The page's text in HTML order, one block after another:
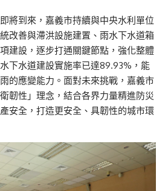
將到來， 嘉義市持續與中央水利單位
改善與滯洪設施建置、 雨水下水道箱
建設， 逐步打通關鍵節點 ， 強化整體
下水道建設實施率已達89.93% ， 能
的應變能力。 面對未來挑戰， 嘉義市
韌性」理念，結合各界力量精進防災
安全，打造更安全、具韌性的城市環